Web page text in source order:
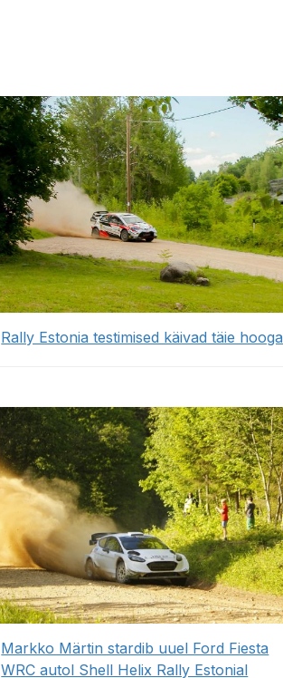
Rally Estonia testimised käivad täie hooga
Markko Märtin stardib uuel Ford Fiesta
WRC autol Shell Helix Rally Estonial